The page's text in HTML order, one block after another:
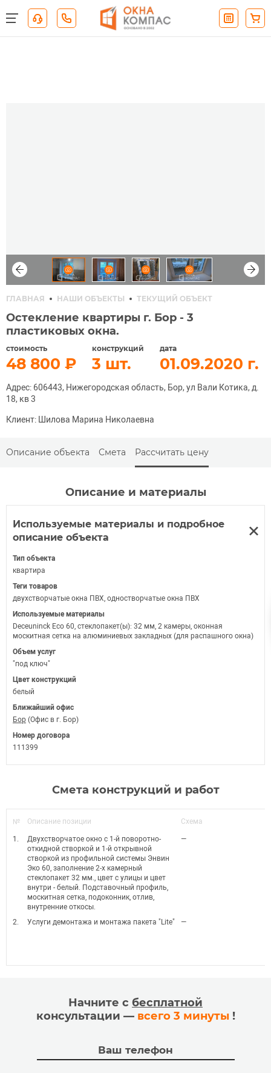
ГЛАВНАЯ НАШИ ОБЪЕКТЫ ТЕКУЩИЙ ОБЪЕКТ
Остекление квартиры г. Бор - 3
пластиковых окна.
стоимость
48 800
конструкций
3
дата
01.09.2020
Адрес: 606443, Нижегородская область, Бор, ул Вали Котика, д.
18, кв 3
Клиент: Шилова Марина Николаевна
Описание объекта Смета Рассчитать цену
Описание и материалы
Используемые материалы и подробное
описание объекта
Тип объекта
квартира
Теги товаров
двухстворчатые окна ПВХ, одностворчатые окна ПВХ
Используемые материалы
Deceuninck Eco 60, стеклопакет(ы): 32 мм, 2 камеры, оконная
москитная сетка на алюминиевых закладных (для распашного окна)
Объем услуг
"под ключ"
Цвет конструкций
белый
Ближайший офис
Бор (Офис в г. Бор)
Номер договора
111399
Смета конструкций и работ
№ Описание позиции Схема
1.
Двухстворчатое окно с 1-й поворотно-
откидной створкой и 1-й открывной
створкой из профильной системы Энвин
Эко 60, заполнение 2-х камерный
стеклопакет 32 мм., цвет с улицы и цвет
внутри - белый. Подставочный профиль,
москитная сетка, подоконник, отлив,
внутренние откосы.
—
2. Услуги демонтажа и монтажа пакета "Lite" —
Начните с бесплатной
консультации — всего 3 минуты!